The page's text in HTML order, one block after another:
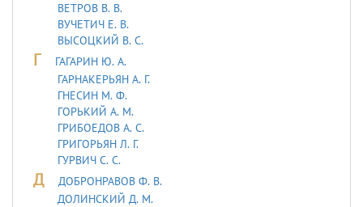
ВЕТРОВ В. В.
ВУЧЕТИЧ Е. В.
ВЫСОЦКИЙ В. С.
Г
ГАГАРИН Ю. А.
ГАРНАКЕРЬЯН А. Г.
ГНЕСИН М. Ф.
ГОРЬКИЙ А. М.
ГРИБОЕДОВ А. С.
ГРИГОРЬЯН Л. Г.
ГУРВИЧ С. С.
Д
ДОБРОНРАВОВ Ф. В.
ДОЛИНСКИЙ Д. М.